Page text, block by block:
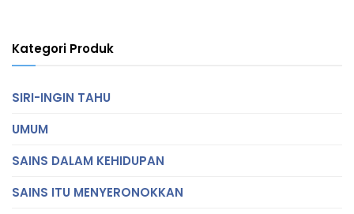
Kategori Produk
SIRI-INGIN TAHU
UMUM
SAINS DALAM KEHIDUPAN
SAINS ITU MENYERONOKKAN